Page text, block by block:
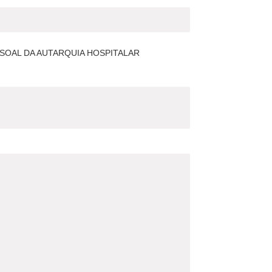
DA AUTARQUIA HOSPITALAR